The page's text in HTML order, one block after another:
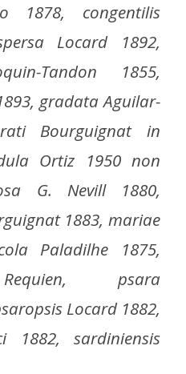
1878, congentilis
Locard 1892,
Tandon 1855,
gradata Aguilar-
Bourguignat in
Ortiz 1950 non
G. Nevill 1880,
1883, mariae
Paladilhe 1875,
psara
Locard 1882,
1882, sardiniensis